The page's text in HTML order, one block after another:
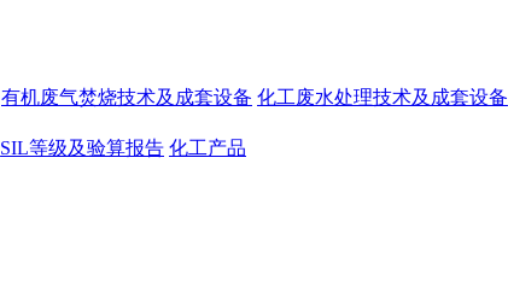
有机废气焚烧技术及成套设备 化工废水处理技术及成套设备
SIL等级及验算报告 化工产品